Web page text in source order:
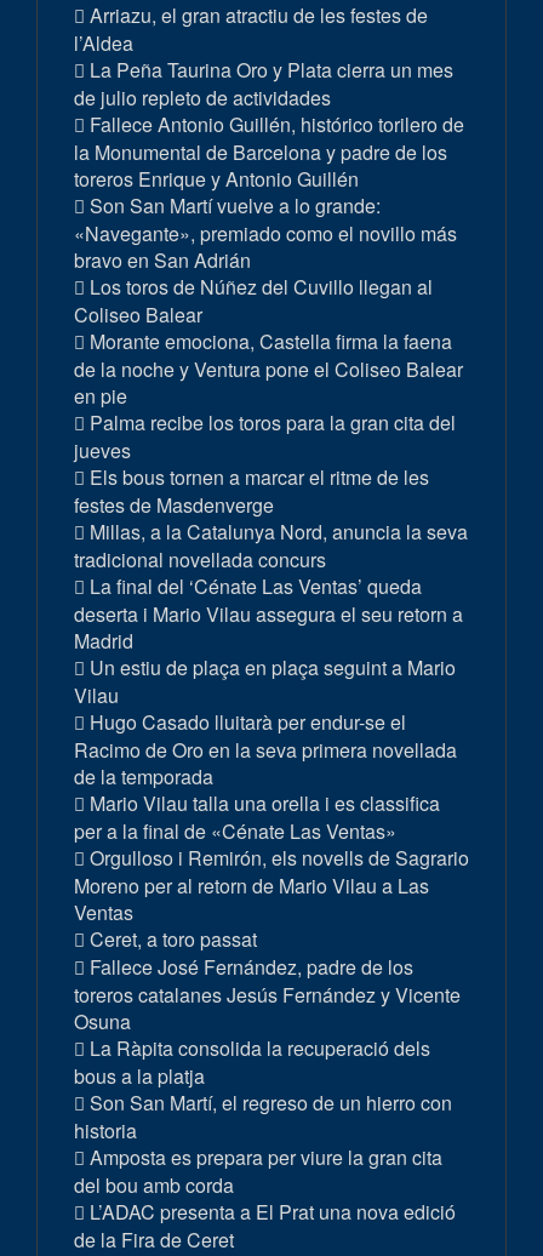
Arriazu, el gran atractiu de les festes de
l’Aldea
La Peña Taurina Oro y Plata cierra un mes
de julio repleto de actividades
Fallece Antonio Guillén, histórico torilero de
la Monumental de Barcelona y padre de los
toreros Enrique y Antonio Guillén
Son San Martí vuelve a lo grande:
«Navegante», premiado como el novillo más
bravo en San Adrián
Los toros de Núñez del Cuvillo llegan al
Coliseo Balear
Morante emociona, Castella firma la faena
de la noche y Ventura pone el Coliseo Balear
en pie
Palma recibe los toros para la gran cita del
jueves
Els bous tornen a marcar el ritme de les
festes de Masdenverge
Millas, a la Catalunya Nord, anuncia la seva
tradicional novellada concurs
La final del ‘Cénate Las Ventas’ queda
deserta i Mario Vilau assegura el seu retorn a
Madrid
Un estiu de plaça en plaça seguint a Mario
Vilau
Hugo Casado lluitarà per endur-se el
Racimo de Oro en la seva primera novellada
de la temporada
Mario Vilau talla una orella i es classifica
per a la final de «Cénate Las Ventas»
Orgulloso i Remirón, els novells de Sagrario
Moreno per al retorn de Mario Vilau a Las
Ventas
Ceret, a toro passat
Fallece José Fernández, padre de los
toreros catalanes Jesús Fernández y Vicente
Osuna
La Ràpita consolida la recuperació dels
bous a la platja
Son San Martí, el regreso de un hierro con
historia
Amposta es prepara per viure la gran cita
del bou amb corda
L’ADAC presenta a El Prat una nova edició
de la Fira de Ceret